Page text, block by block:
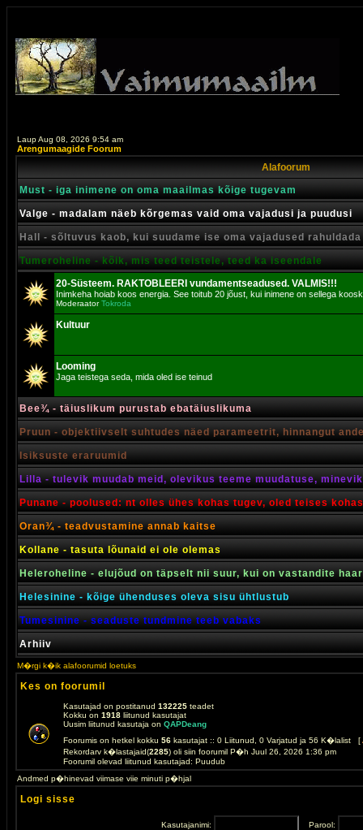
Laup Aug 08, 2026 9:54 am
Arengumaagide Foorum
Alafoorum
Must - iga inimene on oma maailmas kõige tugevam
Valge - madalam näeb kõrgemas vaid oma vajadusi ja puudusi
Hall - sõltuvus kaob, kui suudame ise oma vajadused rahuldada
Tumeroheline - kõik, mis teed teistele, teed ka iseendale
20-Süsteem. RAKTOBLEERI vundamentseadused. VALMIS!!!
Inimkeha hoiab koos energia. See toitub 20 jõust, kui inimene on sellega
ModeraatorTokroda
Kultuur
Looming
Jaga teistega seda, mida oled ise teinud
Bee¾ - täiuslikum purustab ebatäiuslikuma
Pruun - objektiivselt suhtudes näed parameetrit, hinnangut
Isiksuste eraruumid
Lilla - tulevik muudab meid, olevikus teeme muudatuse,
Punane - poolused: nt olles ühes kohas tugev, oled teises
Oran¾ - teadvustamine annab kaitse
Kollane - tasuta lõunaid ei ole olemas
Heleroheline - elujõud on täpselt nii suur, kui on vastandite
Helesinine - kõige ühenduses oleva sisu ühtlustub
Tumesinine - seaduste tundmine teeb vabaks
Arhiiv
M�rgi k�ik alafoorumid loetuks
Kes on foorumil
Kasutajad on postitanud 132225 teadet
Kokku on 1918 liitunud kasutajat
Uusim liitunud kasutaja on QAPDeang
Foorumis on hetkel kokku 56 kasutajat :: 0 Liitunud, 0 Varjatud ja 56 K�lalist [
Rekordarv k�lastajaid(2285) oli siin foorumil P�h Juul 26, 2026 1:36 pm
Foorumil olevad liitunud kasutajad: Puudub
Andmed p�hinevad viimase viie minuti p�hjal
Logi sisse
Kasutajanimi: Parool: